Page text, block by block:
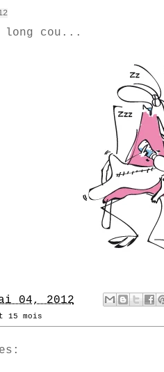
long cou...
04, 2012
15 mois